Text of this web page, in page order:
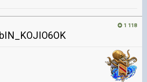
1 118